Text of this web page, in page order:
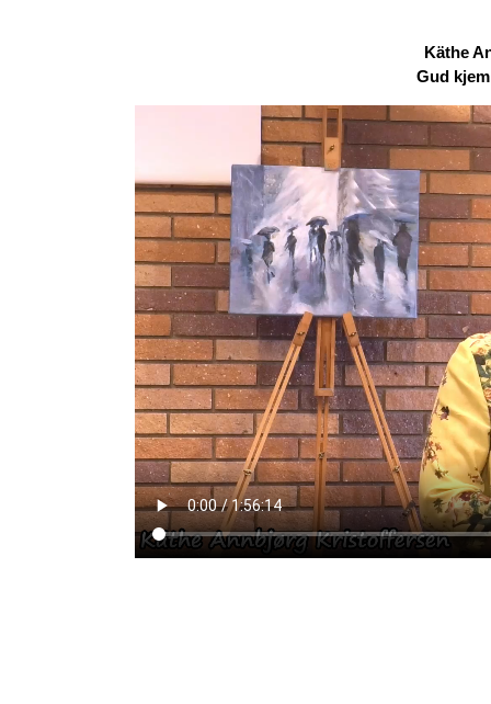
Käthe
Gud